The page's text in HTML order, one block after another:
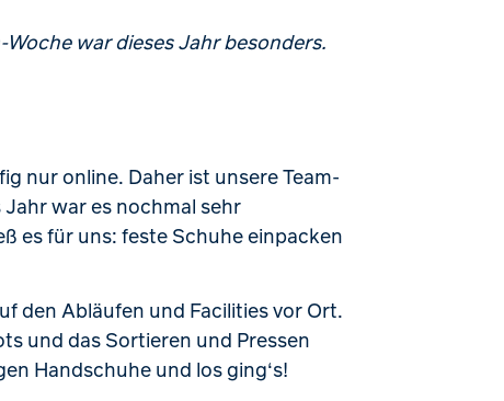
war dieses Jahr besonders.
nur online. Daher ist unsere Team-
war es nochmal sehr
es für uns: feste Schuhe einpacken
den Abläufen und Facilities vor Ort.
und das Sortieren und Pressen
Handschuhe und los ging‘s!